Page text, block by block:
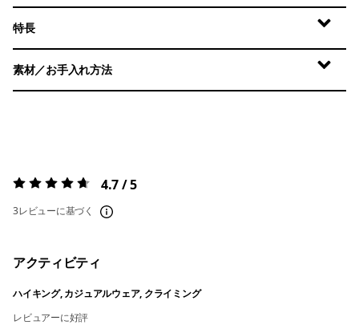
特長
素材／お手入れ方法
評価:4.7 / 5 4.7 / 5
3レビューに基づく
アクティビティ
ハイキング, カジュアルウェア, クライミング
レビュアーに好評